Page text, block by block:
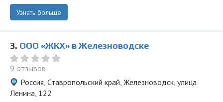
Узнать больше
3. ООО «ЖКХ» в Железноводске
9 отзывов
Россия, Ставропольский край, Железноводск, улица
Ленина, 122